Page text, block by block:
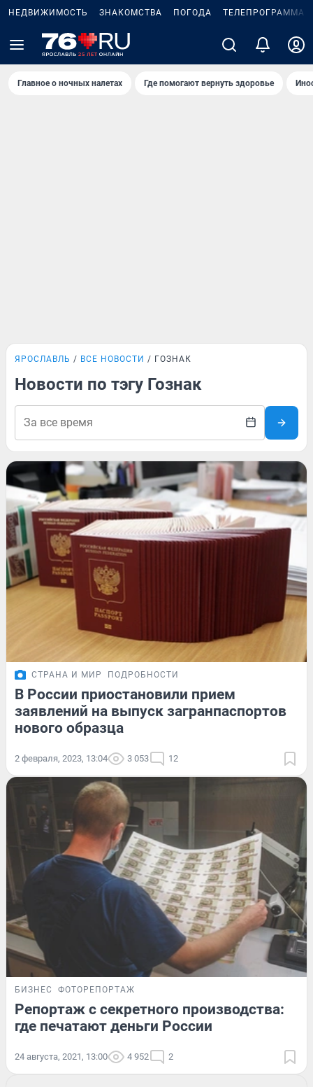
НЕДВИЖИМОСТЬ ЗНАКОМСТВА ПОГОДА ТЕЛЕПРОГРАММА
Главное о ночных налетах Где помогают вернуть здоровье
ЯРОСЛАВЛЬ ВСЕ НОВОСТИ ГОЗНАК
Новости по тэгу Гознак
СТРАНА И МИР ПОДРОБНОСТИ
В России приостановили прием
заявлений на выпуск загранпаспортов
нового образца
2 февраля, 2023, 13:04 3 053 12
БИЗНЕС ФОТОРЕПОРТАЖ
Репортаж с секретного производства:
где печатают деньги России
24 августа, 2021, 13:00 4 952 2